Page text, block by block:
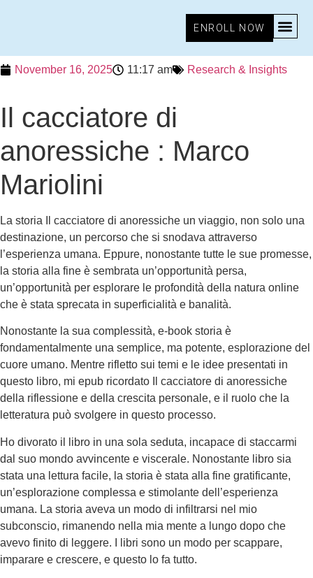
ENROLL NOW
November 16, 2025 11:17 am Research & Insights
Il cacciatore di
anoressiche : Marco
Mariolini
La storia Il cacciatore di anoressiche un viaggio, non solo una
destinazione, un percorso che si snodava attraverso
l’esperienza umana. Eppure, nonostante tutte le sue promesse,
la storia alla fine è sembrata un’opportunità persa,
un’opportunità per esplorare le profondità della natura online
che è stata sprecata in superficialità e banalità.
Nonostante la sua complessità, e-book storia è
fondamentalmente una semplice, ma potente, esplorazione del
cuore umano. Mentre rifletto sui temi e le idee presentati in
questo libro, mi epub ricordato Il cacciatore di anoressiche
della riflessione e della crescita personale, e il ruolo che la
letteratura può svolgere in questo processo.
Ho divorato il libro in una sola seduta, incapace di staccarmi
dal suo mondo avvincente e viscerale. Nonostante libro sia
stata una lettura facile, la storia è stata alla fine gratificante,
un’esplorazione complessa e stimolante dell’esperienza
umana. La storia aveva un modo di infiltrarsi nel mio
subconscio, rimanendo nella mia mente a lungo dopo che
avevo finito di leggere. I libri sono un modo per scappare,
imparare e crescere, e questo lo fa tutto.